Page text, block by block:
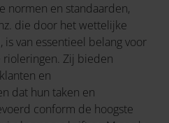
normen en standaarden,
die door het wettelijke
van essentieel belang voor
rioleringen. Zij bieden
en
dat hun taken en
conform de hoogste